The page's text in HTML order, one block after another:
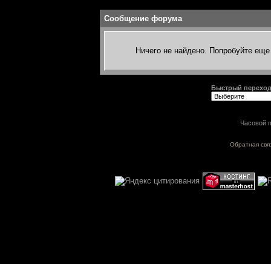
Сообщение форума
Ничего не найдено. Попробуйте
Быстрый переход
Часовой
Обратная